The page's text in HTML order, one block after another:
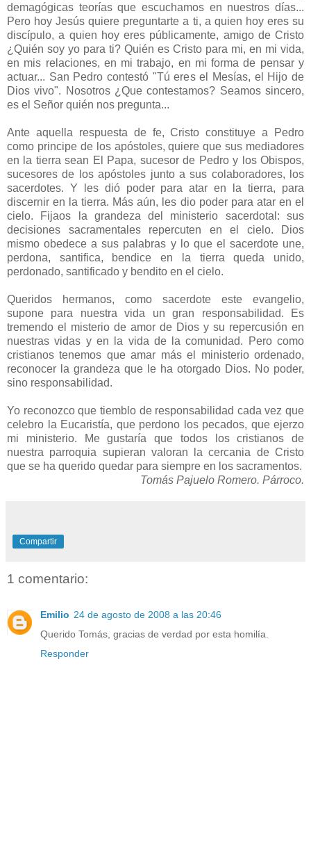
demagógicas teorías que escuchamos en nuestros días...
Pero hoy Jesús quiere preguntarte a ti, a quien hoy eres su
discípulo, a quien hoy eres públicamente, amigo de Cristo
¿Quién soy yo para ti? Quién es Cristo para mi, en mi vida,
en mis relaciones, en mi trabajo, en mi forma de pensar y
actuar... San Pedro contestó "Tú eres el Mesías, el Hijo de
Dios vivo". Nosotros ¿Que contestamos? Seamos sincero,
es el Señor quién nos pregunta...
Ante aquella respuesta de fe, Cristo constituye a Pedro
como principe de los apóstoles, quiere que sus mediadores
en la tierra sean El Papa, sucesor de Pedro y los Obispos,
sucesores de los apóstoles junto a sus colaboradores, los
sacerdotes. Y les dió poder para atar en la tierra, para
discernir en la tierra. Más aún, les dio poder para atar en el
cielo. Fijaos la grandeza del ministerio sacerdotal: sus
decisiones sacramentales repercuten en el cielo. Dios
mismo obedece a sus palabras y lo que el sacerdote une,
perdona, santifica, bendice en la tierra queda unido,
perdonado, santificado y bendito en el cielo.
Queridos hermanos, como sacerdote este evangelio,
supone para nuestra vida un gran responsabilidad. Es
tremendo el misterio de amor de Dios y su repercusión en
nuestras vidas y en la vida de la comunidad. Pero como
cristianos tenemos que amar más el ministerio ordenado,
reconocer la grandeza que le ha otorgado Dios. No poder,
sino responsabilidad.
Yo reconozco que tiemblo de responsabilidad cada vez que
celebro la Eucaristía, que perdono los pecados, que ejerzo
mi ministerio. Me gustaría que todos los cristianos de
nuestra parroquia supieran valoran la cercania de Cristo
que se ha querido quedar para siempre en los sacramentos.
Tomás Pajuelo Romero. Párroco.
Compartir
1 comentario:
Emilio 24 de agosto de 2008 a las 20:46
Querido Tomás, gracias de verdad por esta homilía.
Responder